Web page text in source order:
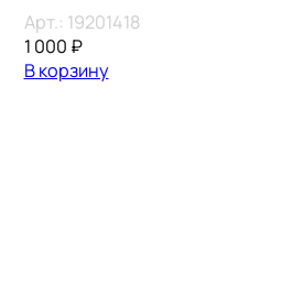
Арт.: 19201418
1 000 ₽
В корзину